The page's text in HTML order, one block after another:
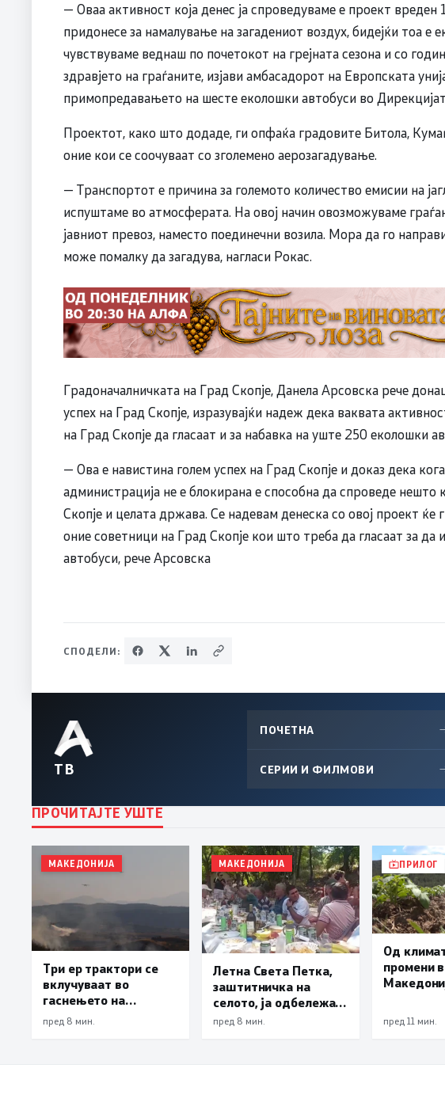
— Оваа активност која денес ја спроведуваме е проект
придонесе за намалување на загадениот воздух, бидејќи тоа е
чувствуваме веднаш по почетокот на грејната сезона и со
здравјето на граѓаните, изјави амбасадорот на Европската
примопредавањето на шесте еколошки автобуси во
Проектот, како што додаде, ги опфаќа градовите Битола,
оние кои се соочуваат со зголемено аерозагадување.
— Транспортот е причина за големото количество емисии на
испуштаме во атмосферата. На овој начин овозможуваме
јавниот превоз, наместо поединечни возила. Мора да го
може помалку да загадува, нагласи Рокас.
Градоначалничката на Град Скопје, Данела Арсовска рече
успех на Град Скопје, изразувајќи надеж дека ваквата
на Град Скопје да гласаат и за набавка на уште 250 еколошки
— Ова е навистина голем успех на Град Скопје и доказ дека
администрација не е блокирана е способна да спроведе
Скопје и целата држава. Се надевам денеска со овој проект ќе
оние советници на Град Скопје кои што треба да гласаат за
автобуси, рече Арсовска
СПОДЕЛИ:
ТВ
ПОЧЕТНА
СЕРИИ И ФИЛМОВИ
ПРОЧИТАЈТЕ УШТЕ
МАКЕДОНИЈА
Три ер трактори се
вклучуваат во
гаснењето на
пожарот во Сопиште
пред 8 мин.
МАКЕДОНИЈА
Летна Света Петка,
заштитничка на
селото, ја одбележаа
Македонците во село
пред 8 мин.
ПРИЛОГ
Од
промени
пред 11 мин.